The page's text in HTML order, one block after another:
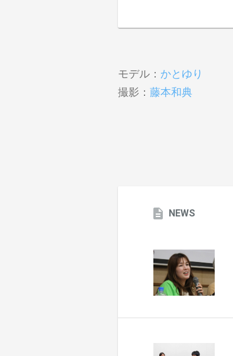
モデル： かとゆり
撮影： 藤本和典
NEWS